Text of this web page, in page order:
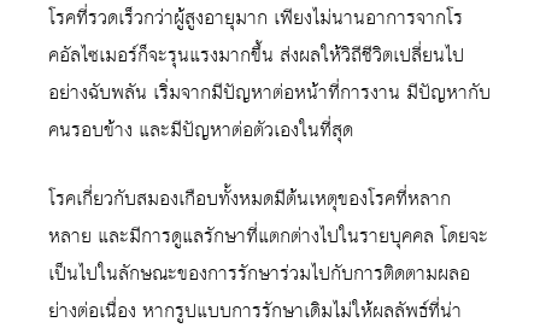
โรคที่รวดเร็วกว่าผู้สูงอายุมาก เพียงไม่นานอาการจากโร
คอัลไซเมอร์ก็จะรุนแรงมากขึ้น ส่งผลให้วิถีชีวิตเปลี่ยนไป
อย่างฉับพลัน เริ่มจากมีปัญหาต่อหน้าที่การงาน มีปัญหากับ
คนรอบข้าง และมีปัญหาต่อตัวเองในที่สุด
โรคเกี่ยวกับสมองเกือบทั้งหมดมีต้นเหตุของโรคที่หลาก
หลาย และมีการดูแลรักษาที่แตกต่างไปในรายบุคคล โดยจะ
เป็นไปในลักษณะของการรักษาร่วมไปกับการติดตามผลอ
ย่างต่อเนื่อง หากรูปแบบการรักษาเดิมไม่ให้ผลลัพธ์ที่น่า